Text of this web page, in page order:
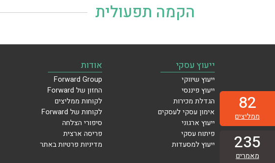
הקמה תפעולית
82
ממליצים
235
מאמרים
ייעוץ עסקי
ייעוץ שיווקי
ייעוץ פיננסי
הגדלת מכירות
אימון עסקי לעסקים
ייעוץ ארגוני
פיתוח עסקי
ייעוץ למסעדות
אודות
Forward Group
החזון של Forward
לקוחות ממליצים
לקוחות של Forward
סיפורי הצלחה
פריסה ארצית
מדיניות פרטיות באתר